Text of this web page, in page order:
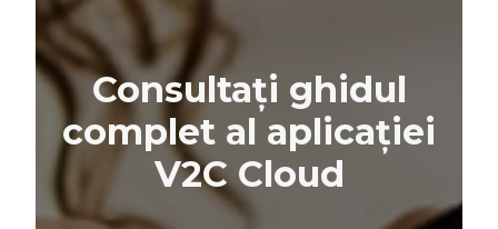
Consultați ghidul
complet al aplicației
V2C Cloud